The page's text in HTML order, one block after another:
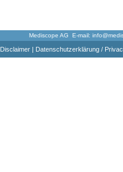
Mediscope AG E-mail:
Disclaimer| Datenschutzerklärung /